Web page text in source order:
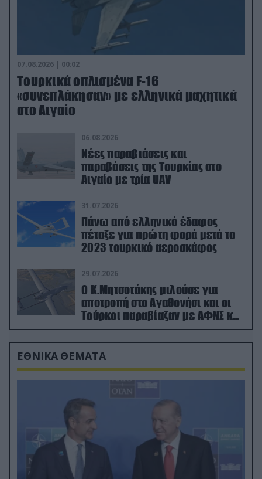
07.08.2026 | 00:02
Τουρκικά οπλισμένα F-16
«συνεπλάκησαν» με ελληνικά μαχητικά
στο Αιγαίο
06.08.2026
Νέες παραβιάσεις και
παραβάσεις της Τουρκίας στο
Αιγαίο με τρία UAV
31.07.2026
Πάνω από ελληνικό έδαφος
πέταξε για πρώτη φορά μετά το
2023 τουρκικό αεροσκάφος
29.07.2026
Ο Κ.Μητσοτάκης μιλούσε για
αποτροπή στο Αγαθονήσι και οι
Τούρκοι παραβίαζαν με ΑΦΝΣ και
drone
ΕΘΝΙΚΑ ΘΕΜΑΤΑ